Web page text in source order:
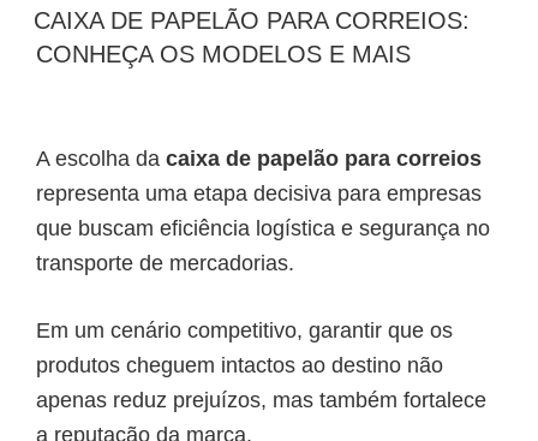
CAIXA DE PAPELÃO PARA CORREIOS:
CONHEÇA OS MODELOS E MAIS
A escolha da caixa de papelão para correios
representa uma etapa decisiva para empresas
que buscam eficiência logística e segurança no
transporte de mercadorias.
Em um cenário competitivo, garantir que os
produtos cheguem intactos ao destino não
apenas reduz prejuízos, mas também fortalece
a reputação da marca.